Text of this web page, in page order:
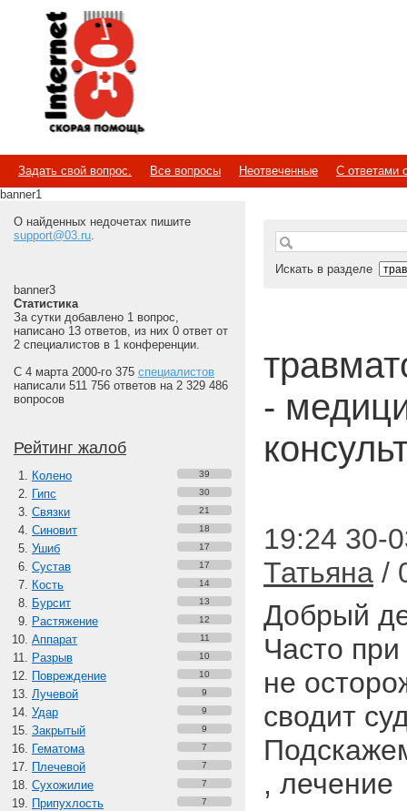
Internet
Скорая помощь
Задать свой вопрос. Все вопросы Неотвеченные
С ответами
banner1
О найденных недочетах пишите
support@03.ru.
banner3
Статистика
За сутки добавлено 1 вопрос,
написано 13 ответов, из них 0 ответ от
2 специалистов в 1 конференции.
С 4 марта 2000-го 375 специалистов
написали 511 756 ответов на 2 329 486
вопросов
Рейтинг жалоб
Колено 39
Гипс 30
Связки 21
Синовит 18
Ушиб 17
Сустав 17
Кость 14
Бурсит 13
Растяжение 12
Аппарат 11
Разрыв 10
Повреждение 10
Лучевой 9
Удар 9
Закрытый 9
Гематома 7
Плечевой 7
Сухожилие 7
Припухлость 7
Искать в разделе
-
19:24 30-
Татьяна /
Добрый
Часто
не
сводит
, лечение